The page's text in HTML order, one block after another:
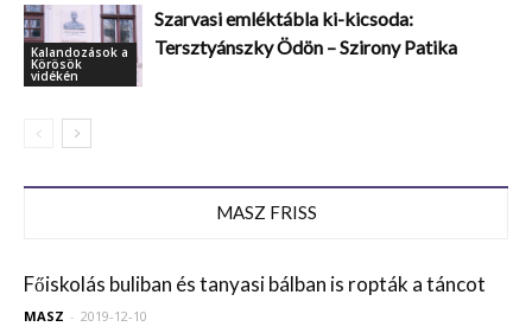
Kalandozások a
Körösök
vidékén
Szarvasi emléktábla ki-kicsoda:
Tersztyánszky Ödön – Szirony Patika
MASZ FRISS
Főiskolás buliban és tanyasi bálban is ropták a táncot
MASZ - 2019-12-10